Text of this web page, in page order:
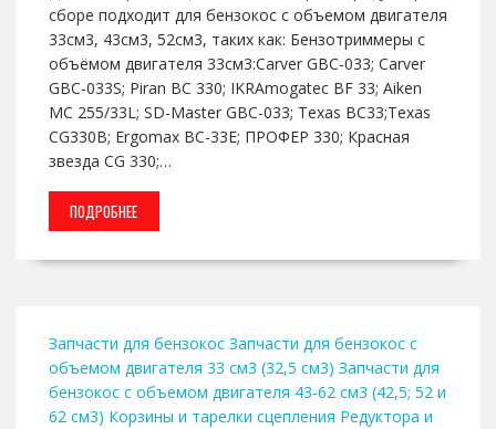
сборе подходит для бензокос с объемом двигателя
33см3, 43см3, 52см3, таких как: Бензотриммеры с
объёмом двигателя 33см3:Carver GBC-033; Carver
GBC-033S; Piran BC 330; IKRAmogatec BF 33; Aiken
MC 255/33L; SD-Master GBC-033; Texas BC33;Texas
CG330B; Ergomax BC-33E; ПРОФЕР 330; Красная
звезда CG 330;…
ПОДРОБНЕЕ
Запчасти для бензокос Запчасти для бензокос с
объемом двигателя 33 см3 (32,5 см3) Запчасти для
бензокос с объемом двигателя 43-62 см3 (42,5; 52 и
62 см3) Корзины и тарелки сцепления Редуктора и